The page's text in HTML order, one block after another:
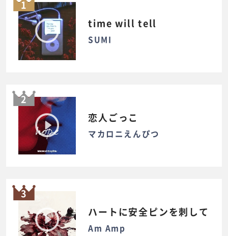
1
time will tell
SUMI
2
恋人ごっこ
マカロニえんぴつ
3
ハートに安全ピンを刺して
Am Amp